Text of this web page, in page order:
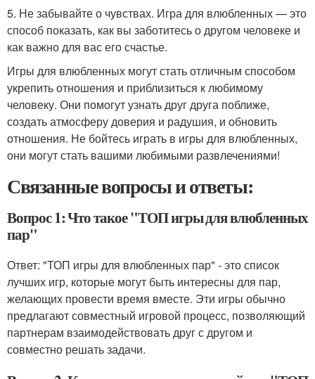
5. Не забывайте о чувствах. Игра для влюбленных — это
способ показать, как вы заботитесь о другом человеке и
как важно для вас его счастье.
Игры для влюбленных могут стать отличным способом
укрепить отношения и приблизиться к любимому
человеку. Они помогут узнать друг друга поближе,
создать атмосферу доверия и радушия, и обновить
отношения. Не бойтесь играть в игры для влюбленных,
они могут стать вашими любимыми развлечениями!
Связанные вопросы и ответы:
Вопрос 1: Что такое "ТОП игры для влюбленных
пар"
Ответ: "ТОП игры для влюбленных пар" - это список
лучших игр, которые могут быть интересны для пар,
желающих провести время вместе. Эти игры обычно
предлагают совместный игровой процесс, позволяющий
партнерам взаимодействовать друг с другом и
совместно решать задачи.